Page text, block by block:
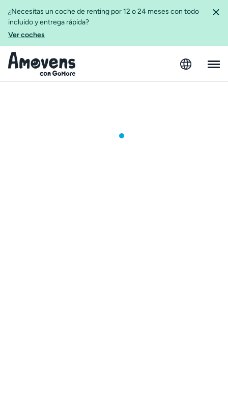
¿Necesitas un coche de renting por 12 o 24 meses con todo
incluido y entrega rápida?
Ver coches